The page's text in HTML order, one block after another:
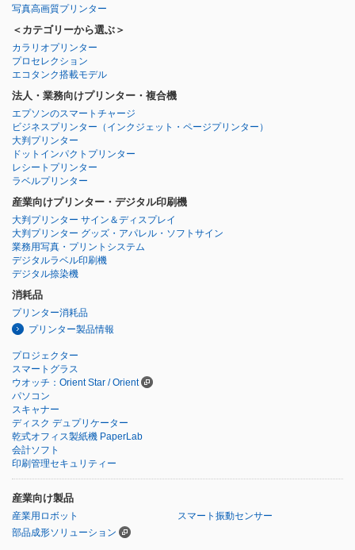
写真高画質プリンター
＜カテゴリーから選ぶ＞
カラリオプリンター
プロセレクション
エコタンク搭載モデル
法人・業務向けプリンター・複合機
エプソンのスマートチャージ
ビジネスプリンター （インクジェット・ページプリンター）
大判プリンター
ドットインパクトプリンター
レシートプリンター
ラベルプリンター
産業向けプリンター・デジタル印刷機
大判プリンター サイン＆ディスプレイ
大判プリンター グッズ・アパレル・ソフトサイン
業務用写真・プリントシステム
デジタルラベル印刷機
デジタル捺染機
消耗品
プリンター消耗品
プリンター製品情報
プロジェクター
スマートグラス
ウオッチ：Orient Star / Orient
パソコン
スキャナー
ディスク デュプリケーター
乾式オフィス製紙機 PaperLab
会計ソフト
印刷管理セキュリティー
産業向け製品
産業用ロボット
スマート振動センサー
部品成形ソリューション